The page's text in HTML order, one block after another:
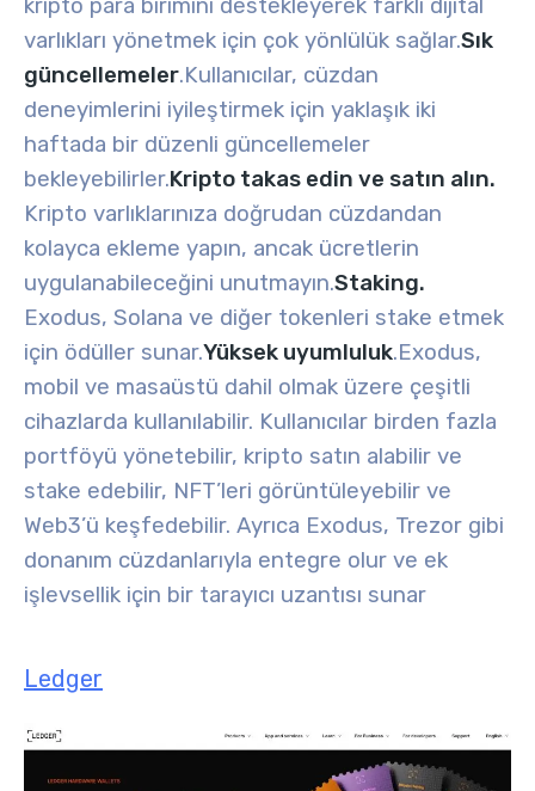
kripto para birimini destekleyerek farklı dijital
varlıkları yönetmek için çok yönlülük sağlar.Sık
güncellemeler.Kullanıcılar, cüzdan
deneyimlerini iyileştirmek için yaklaşık iki
haftada bir düzenli güncellemeler
bekleyebilirler.Kripto takas edin ve satın alın.
Kripto varlıklarınıza doğrudan cüzdandan
kolayca ekleme yapın, ancak ücretlerin
uygulanabileceğini unutmayın.Staking.
Exodus, Solana ve diğer tokenleri stake etmek
için ödüller sunar.Yüksek uyumluluk.Exodus,
mobil ve masaüstü dahil olmak üzere çeşitli
cihazlarda kullanılabilir. Kullanıcılar birden fazla
portföyü yönetebilir, kripto satın alabilir ve
stake edebilir, NFT’leri görüntüleyebilir ve
Web3’ü keşfedebilir. Ayrıca Exodus, Trezor gibi
donanım cüzdanlarıyla entegre olur ve ek
işlevsellik için bir tarayıcı uzantısı sunar
Ledger